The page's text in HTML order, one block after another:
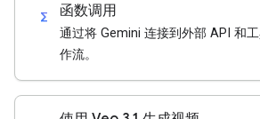
functions 函数调用
通过将 Gemini 连接到外部 API 和
作流。